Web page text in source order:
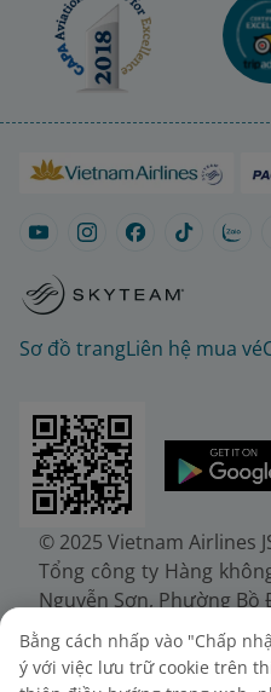
Sơ đồ trangLiên hệ mua vé
© 2025 Vietnam Airlines
Tổng công ty Hàng
Nguyễn Sơn, Phường Bồ
Điện thoại: (+84-24)
38722375
Bằng cách nhấp vào "Chấp
ý với việc lưu trữ cookie trên